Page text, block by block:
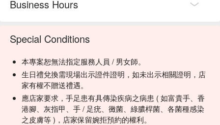
Business Hours
Special Conditions
本專案恕無法指定服務人員 / 男女師。
生日禮兌換需現場出示證件證明，如未出示相關證明，店
家有權不贈送禮遇。
應店家要求，手足患有具傳染疾病之病患 ( 如富貴手、香
港腳、灰指甲、手 / 足疣、黴菌、綠膿桿菌、各菌種感染
之皮膚等 )，店家保留婉拒預約的權利。